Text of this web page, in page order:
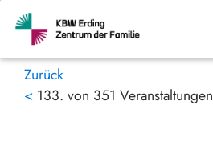
Zurück
< 133. von 351 Veranstaltungen